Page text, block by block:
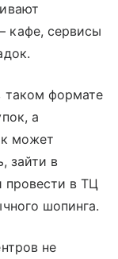
кафе, сервисы
таком формате
а
может
зайти в
провести в ТЦ
шопинга.
не